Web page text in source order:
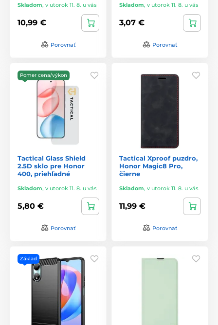
Skladom, v utorok 11. 8. u vás
10,99 €
Porovnať
Skladom, v utorok 11. 8. u vás
3,07 €
Porovnať
Pomer cena/výkon
Tactical Glass Shield
2.5D sklo pre Honor
400, priehľadné
Skladom, v utorok 11. 8. u vás
5,80 €
Porovnať
Tactical Xproof puzdro,
Honor Magic8 Pro,
čierne
Skladom, v utorok 11. 8. u vás
11,99 €
Porovnať
Základ